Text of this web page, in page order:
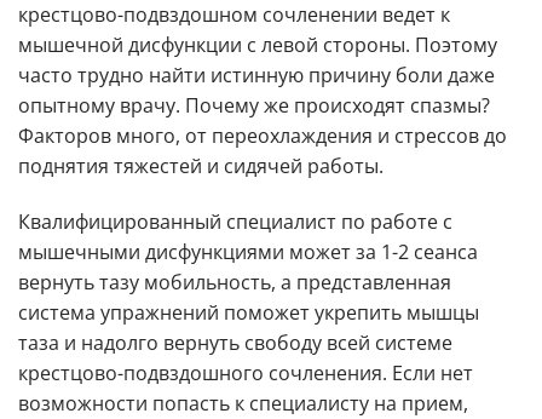
крестцово-подвздошном сочленении ведет к
мышечной дисфункции с левой стороны. Поэтому
часто трудно найти истинную причину боли даже
опытному врачу. Почему же происходят спазмы?
Факторов много, от переохлаждения и стрессов до
поднятия тяжестей и сидячей работы.
Квалифицированный специалист по работе с
мышечными дисфункциями может за 1-2 сеанса
вернуть тазу мобильность, а представленная
система упражнений поможет укрепить мышцы
таза и надолго вернуть свободу всей системе
крестцово-подвздошного сочленения. Если нет
возможности попасть к специалисту на прием,